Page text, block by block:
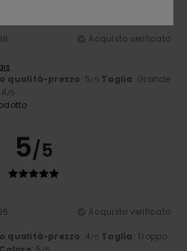
Acquisto verificato
qualità-prezzo: 5/5 Taglia: Grande
/5
5/5
Acquisto verificato
qualità-prezzo: 4/5 Taglia: Troppo